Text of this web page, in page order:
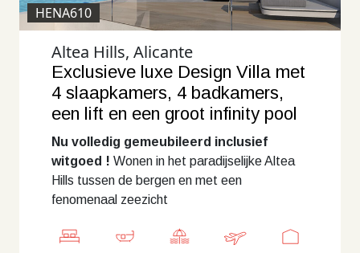
HENA610
Altea Hills, Alicante
Exclusieve luxe Design Villa met
4 slaapkamers, 4 badkamers,
een lift en een groot infinity pool
Nu volledig gemeubileerd inclusief
witgoed ! Wonen in het paradijselijke Altea
Hills tussen de bergen en met een
fenomenaal zeezicht